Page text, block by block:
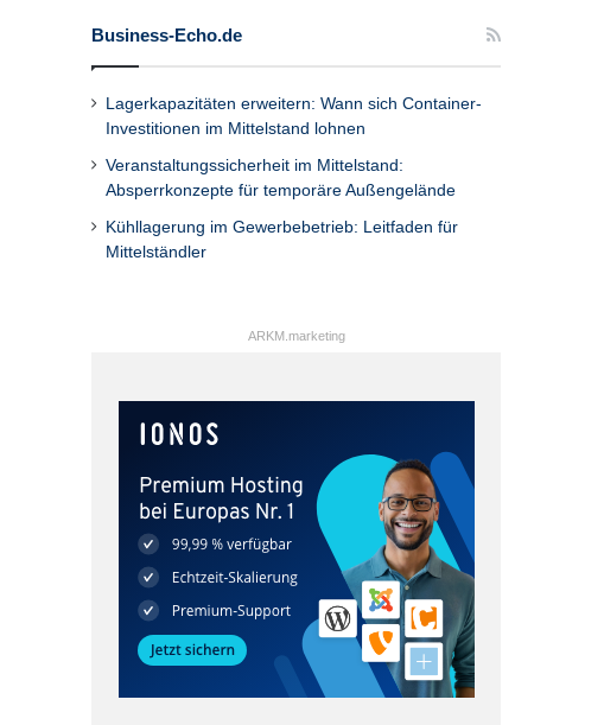
Business-Echo.de
Lagerkapazitäten erweitern: Wann sich Container-
Investitionen im Mittelstand lohnen
Veranstaltungssicherheit im Mittelstand:
Absperrkonzepte für temporäre Außengelände
Kühllagerung im Gewerbebetrieb: Leitfaden für
Mittelständler
ARKM.marketing